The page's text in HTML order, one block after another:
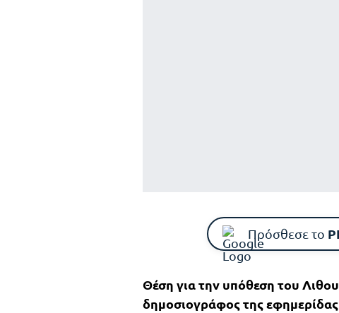
Πρόσθεσε το
Θέση για την υπόθεση του
δημοσιογράφος της